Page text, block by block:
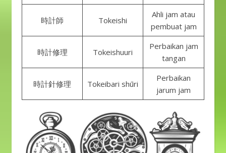
時計師 Tokeishi
Ahli jam atau
pembuat jam
時計修理 Tokeishuuri
Perbaikan jam
tangan
時計針修理 Tokeibari shūri
Perbaikan
jarum jam